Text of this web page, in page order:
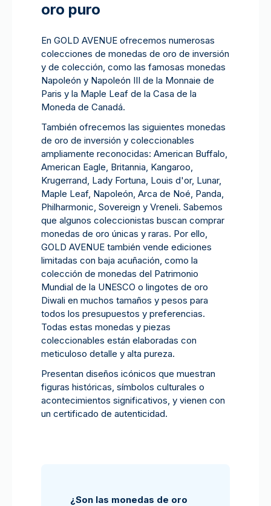
oro puro
En GOLD AVENUE ofrecemos numerosas
colecciones de monedas de oro de inversión
y de colección, como las famosas monedas
Napoleón y Napoleón III de la Monnaie de
Paris y la Maple Leaf de la Casa de la
Moneda de Canadá.
También ofrecemos las siguientes monedas
de oro de inversión y coleccionables
ampliamente reconocidas: American Buffalo,
American Eagle, Britannia, Kangaroo,
Krugerrand, Lady Fortuna, Louis d'or, Lunar,
Maple Leaf, Napoleón, Arca de Noé, Panda,
Philharmonic, Sovereign y Vreneli. Sabemos
que algunos coleccionistas buscan comprar
monedas de oro únicas y raras. Por ello,
GOLD AVENUE también vende ediciones
limitadas con baja acuñación, como la
colección de monedas del Patrimonio
Mundial de la UNESCO o lingotes de oro
Diwali en muchos tamaños y pesos para
todos los presupuestos y preferencias.
Todas estas monedas y piezas
coleccionables están elaboradas con
meticuloso detalle y alta pureza.
Presentan diseños icónicos que muestran
figuras históricas, símbolos culturales o
acontecimientos significativos, y vienen con
un certificado de autenticidad.
¿Son las monedas de oro